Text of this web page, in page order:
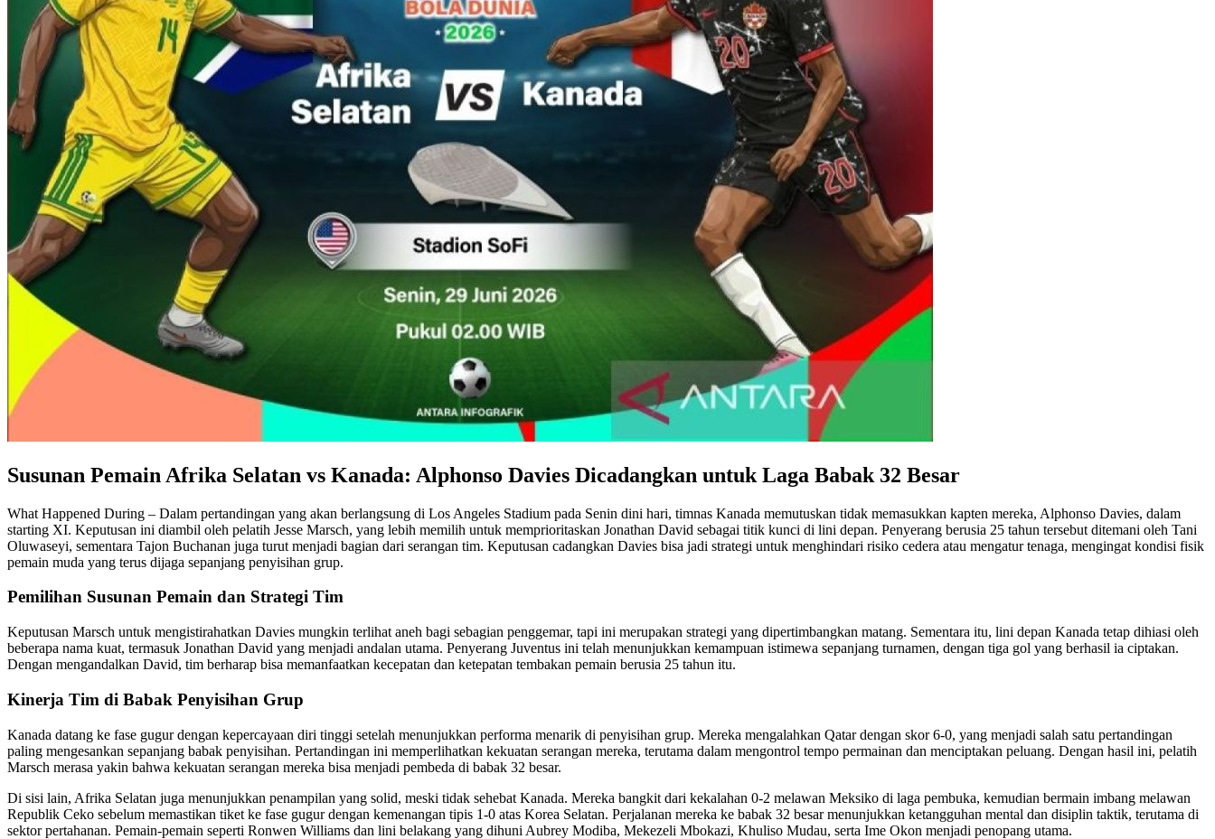
Susunan Pemain Afrika Selatan vs Kanada: Alphonso Davies Dicadangkan untuk Laga Babak 32 Besar
What Happened During – Dalam pertandingan yang akan berlangsung di Los Angeles Stadium pada Senin dini hari, timnas Kanada memutuskan tidak memasukkan kapten mereka, Alphonso Davies, dalam
starting XI. Keputusan ini diambil oleh pelatih Jesse Marsch, yang lebih memilih untuk memprioritaskan Jonathan David sebagai titik kunci di lini depan. Penyerang berusia 25 tahun tersebut ditemani oleh Tani
Oluwaseyi, sementara Tajon Buchanan juga turut menjadi bagian dari serangan tim. Keputusan cadangkan Davies bisa jadi strategi untuk menghindari risiko cedera atau mengatur tenaga, mengingat kondisi fisik
pemain muda yang terus dijaga sepanjang penyisihan grup.
Pemilihan Susunan Pemain dan Strategi Tim
Keputusan Marsch untuk mengistirahatkan Davies mungkin terlihat aneh bagi sebagian penggemar, tapi ini merupakan strategi yang dipertimbangkan matang. Sementara itu, lini depan Kanada tetap dihiasi oleh
beberapa nama kuat, termasuk Jonathan David yang menjadi andalan utama. Penyerang Juventus ini telah menunjukkan kemampuan istimewa sepanjang turnamen, dengan tiga gol yang berhasil ia ciptakan.
Dengan mengandalkan David, tim berharap bisa memanfaatkan kecepatan dan ketepatan tembakan pemain berusia 25 tahun itu.
Kinerja Tim di Babak Penyisihan Grup
Kanada datang ke fase gugur dengan kepercayaan diri tinggi setelah menunjukkan performa menarik di penyisihan grup. Mereka mengalahkan Qatar dengan skor 6-0, yang menjadi salah satu pertandingan
paling mengesankan sepanjang babak penyisihan. Pertandingan ini memperlihatkan kekuatan serangan mereka, terutama dalam mengontrol tempo permainan dan menciptakan peluang. Dengan hasil ini, pelatih
Marsch merasa yakin bahwa kekuatan serangan mereka bisa menjadi pembeda di babak 32 besar.
Di sisi lain, Afrika Selatan juga menunjukkan penampilan yang solid, meski tidak sehebat Kanada. Mereka bangkit dari kekalahan 0-2 melawan Meksiko di laga pembuka, kemudian bermain imbang melawan
Republik Ceko sebelum memastikan tiket ke fase gugur dengan kemenangan tipis 1-0 atas Korea Selatan. Perjalanan mereka ke babak 32 besar menunjukkan ketangguhan mental dan disiplin taktik, terutama di
sektor pertahanan. Pemain-pemain seperti Ronwen Williams dan lini belakang yang dihuni Aubrey Modiba, Mekezeli Mbokazi, Khuliso Mudau, serta Ime Okon menjadi penopang utama.